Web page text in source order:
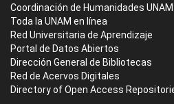
Coordinación de Humanidades UNAM
Toda la UNAM en línea
Red Universitaria de Aprendizaje
Portal de Datos Abiertos
Dirección General de Bibliotecas
Red de Acervos Digitales
Directory of Open Access